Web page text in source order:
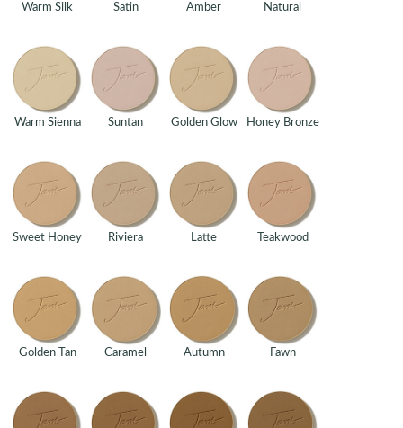
Warm Silk Satin Amber Natural
Warm Sienna Suntan Golden Glow Honey Bronze
Sweet Honey Riviera Latte Teakwood
Golden Tan Caramel Autumn Fawn